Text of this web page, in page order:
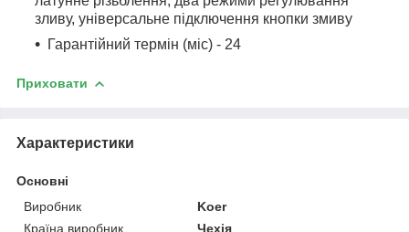
зливу, універсальне підключення кнопки змиву
Гарантійний термін (міс) - 24
Приховати
Характеристики
Основні
Виробник
Koer
Країна виробник
Чехія